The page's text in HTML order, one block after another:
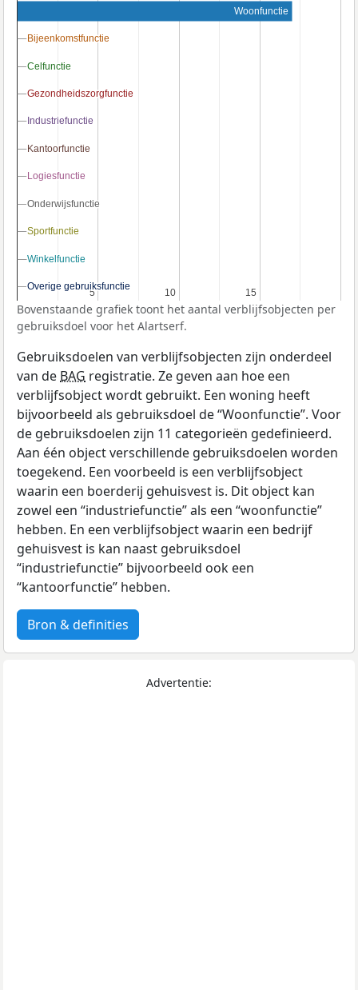
5
5 10
10 15
15
Woonfunctie
Bijeenkomstfunctie
Bijeenkomstfunctie
Celfunctie
Celfunctie
Gezondheidszorgfunctie
Gezondheidszorgfunctie
Industriefunctie
Industriefunctie
Kantoorfunctie
Kantoorfunctie
Logiesfunctie
Logiesfunctie
Onderwijsfunctie
Onderwijsfunctie
Sportfunctie
Sportfunctie
Winkelfunctie
Winkelfunctie
Overige gebruiksfunctie
Overige gebruiksfunctie
Bovenstaande grafiek toont het aantal verblijfsobjecten per
gebruiksdoel voor het Alartserf.
Gebruiksdoelen van verblijfsobjecten zijn onderdeel
van de BAG registratie. Ze geven aan hoe een
verblijfsobject wordt gebruikt. Een woning heeft
bijvoorbeeld als gebruiksdoel de “Woonfunctie”. Voor
de gebruiksdoelen zijn 11 categorieën gedefinieerd.
Aan één object verschillende gebruiksdoelen worden
toegekend. Een voorbeeld is een verblijfsobject
waarin een boerderij gehuisvest is. Dit object kan
zowel een “industriefunctie” als een “woonfunctie”
hebben. En een verblijfsobject waarin een bedrijf
gehuisvest is kan naast gebruiksdoel
“industriefunctie” bijvoorbeeld ook een
“kantoorfunctie” hebben.
Bron & definities
Advertentie: